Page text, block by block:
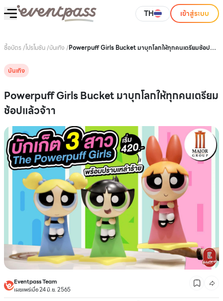
TH เข้าสู่ระบบ
ซื้อบัตร /โปรโมชัน/บันเทิง /Powerpuff Girls Bucket มาบุกโลกให้ทุกคนเตรียมช้อป
บันเทิง
Powerpuff Girls Bucket มาบุกโลกให้ทุกคนเตรียม
ช้อปแล้วจ้าา
Eventpass Team
เผยแพร่เมื่อ 24 มิ.ย. 2565